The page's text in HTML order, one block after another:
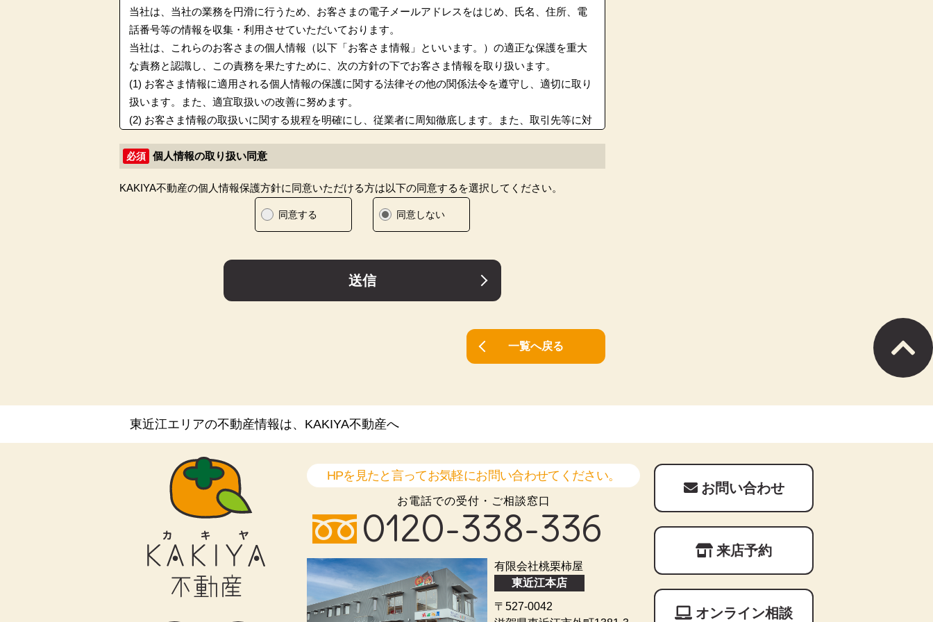
当社は、当社の業務を円滑に行うため、お客さまの電子メールアドレスをはじめ、氏名、住所、電
話番号等の情報を収集・利用させていただいております。
当社は、これらのお客さまの個人情報（以下「お客さま情報」といいます。）の適正な保護を重大
な責務と認識し、この責務を果たすために、次の方針の下でお客さま情報を取り扱います。
(1) お客さま情報に適用される個人情報の保護に関する法律その他の関係法令を遵守し、適切に取り
扱います。また、適宜取扱いの改善に努めます。
(2) お客さま情報の取扱いに関する規程を明確にし、従業者に周知徹底します。また、取引先等に対
(3) お客さま情報の収集に際しては、利用目的を特定して通知または公表し、その利用目的にしたが
(4) お客さま情報の漏洩、紛失、改ざん等を防止するために必要な 対策を講じて適切な管理を行いま
(5) 保有するお客さま情報について、お客さま本人からの開示、訂正、削除、利用停止の依頼を所定
具体的には、以下の内容に従ってお客さま情報の取り扱いをいたします。
３．お客様の情報の利用目的
訪問、提案、見積、各種の工事やサービス提供等の機会に、当社が直接あるいは協力会社又は業務
委託先等を通じて、お客さまの個人情報（お客さまの電子メールアドレス、氏名、住所、電話番号
(2) 不動産についてのサービスのアフターサービスの提供
(3) 不動産についてのサービスのお知らせ・ＰＲ、調査・データ集積、研究開発
(4) ウェブサイトシステム管理会社（以下「サイト管理会社」といいます。）への提供。
(5) その他上記(1)から(4)に附随する業務の実施
なお、当社は、サイト管理会社が提供するサービス改善に必要な範囲で、お客様の個人データをサ
イト管理会社に提供します。
このように提供された個人データにつきましては、サイト管理会社において管理されることとなり
サイト管理会社は、そのサービスの改善・向上を目指すことに加え、メールマガジンなどによる情
報提供、お客様による購買の分析をして、当社の事業運営を改善するために、個人データ（お客様
が指定された他の方の宛先情報を除く）を利用します。
当社は、サイト管理会社に対し、個人情報保護法を遵守し、お客様のプライバシーに配慮した個人
必須 個人情報の取り扱い同意
KAKIYA不動産の個人情報保護方針に同意いただける方は以下の同意するを選択してください。
同意する 同意しない
送信
一覧へ戻る
東近江エリアの不動産情報は、KAKIYA不動産へ
HPを見たと言ってお気軽にお問い合わせてください。
お電話での受付・ご相談窓口
0120-338-336
有限会社桃栗柿屋
東近江本店
〒527-0042
お問い合わせ
来店予約
オンライン相談